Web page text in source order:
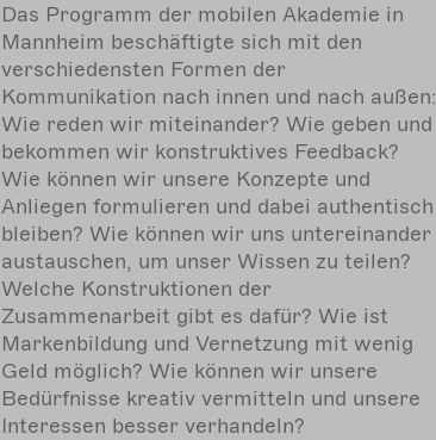
Das Programm der mobilen Akademie in
Mannheim beschäftigte sich mit den
verschiedensten Formen der
Kommunikation nach innen und nach außen:
Wie reden wir miteinander? Wie geben und
bekommen wir konstruktives Feedback?
Wie können wir unsere Konzepte und
Anliegen formulieren und dabei authentisch
bleiben? Wie können wir uns untereinander
austauschen, um unser Wissen zu teilen?
Welche Konstruktionen der
Zusammenarbeit gibt es dafür? Wie ist
Markenbildung und Vernetzung mit wenig
Geld möglich? Wie können wir unsere
Bedürfnisse kreativ vermitteln und unsere
Interessen besser verhandeln?